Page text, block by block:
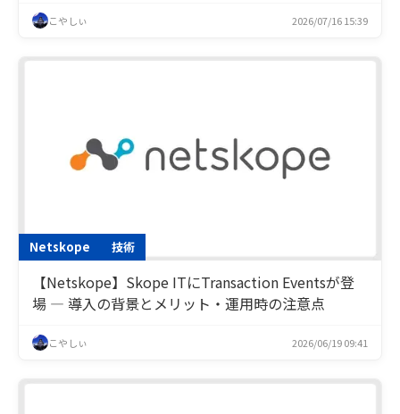
こやしぃ 2026/07/16 15:39
Netskope 技術
【Netskope】Skope ITにTransaction Eventsが登
場 — 導入の背景とメリット・運用時の注意点
こやしぃ 2026/06/19 09:41